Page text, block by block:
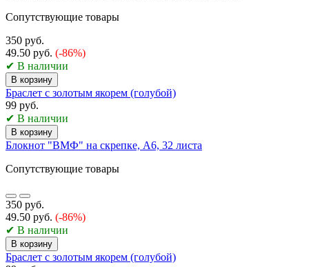
Сопутствующие товары
350 руб.
49.50 руб. (-86%)
✔ В наличии
В корзину
Браслет с золотым якорем (голубой)
99 руб.
✔ В наличии
В корзину
Блокнот "ВМФ" на скрепке, А6, 32 листа
Сопутствующие товары
350 руб.
49.50 руб. (-86%)
✔ В наличии
В корзину
Браслет с золотым якорем (голубой)